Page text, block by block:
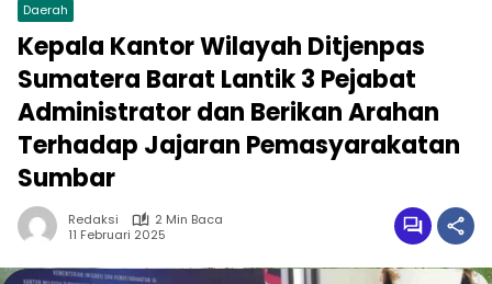
Daerah
Kepala Kantor Wilayah Ditjenpas
Sumatera Barat Lantik 3 Pejabat
Administrator dan Berikan Arahan
Terhadap Jajaran Pemasyarakatan
Sumbar
Redaksi
2 Min Baca
11 Februari 2025